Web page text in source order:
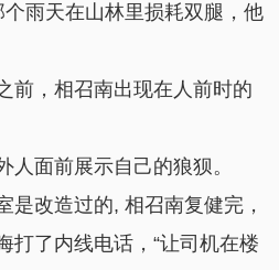
雨天在山林里损耗双腿，他
前，相召南出现在人前时的
人面前展示自己的狼狈。
是改造过的, 相召南复健完，
打了内线电话，“让司机在楼